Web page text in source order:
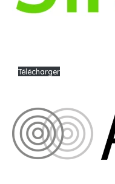
Télécharger